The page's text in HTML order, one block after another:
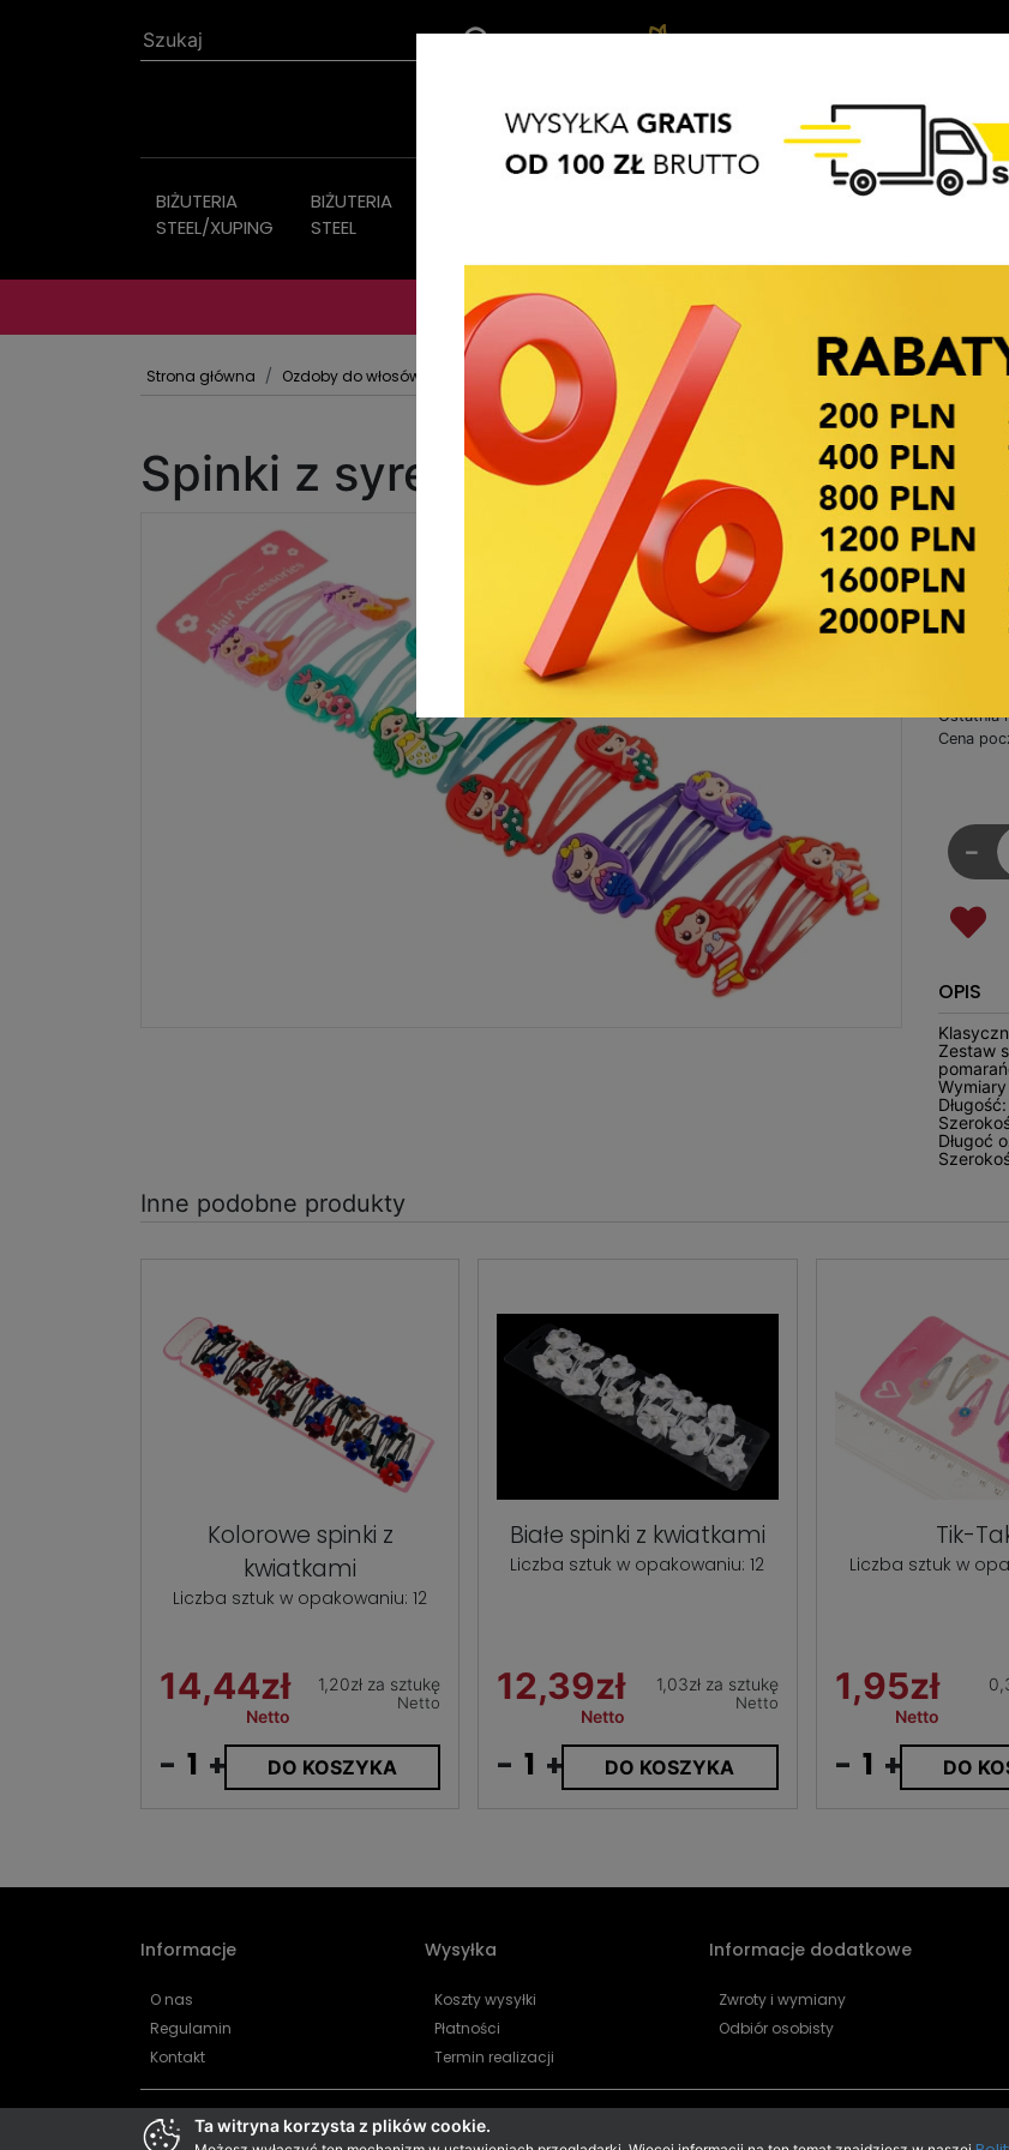
BIŻUTERIA
STEEL/XUPING
BIŻUTERIA
STEEL
Ozdoby
OKAZJE CENOWE! OKAZJE CENOWE!
Strona główna Ozdoby do włosów TIK TAKI Z OZDOBĄ
Spinki z syrenkami
Symbol
Za
Ostatnia
Cena
-
OPIS
Zestaw
Długoć
Inne podobne produkty
Kolorowe spinki z
kwiatkami
Liczba sztuk w opakowaniu: 12
14,44zł
Netto
1,20zł za sztukę
Netto
- + DO KOSZYKA
Białe spinki z kwiatkami
Liczba sztuk w opakowaniu: 12
12,39zł
Netto
1,03zł za sztukę
Netto
- + DO KOSZYKA
Tik-
Liczba sztuk w
1,95zł
Netto
- + DO
Informacje
O nas
Regulamin
Kontakt
Wysyłka
Koszty wysyłki
Płatności
Termin realizacji
Informacje dodatkowe
Zwroty i wymiany
Odbiór osobisty
Ta witryna korzysta z plików cookie.